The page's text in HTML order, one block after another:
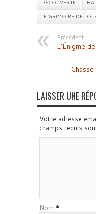
DÉCOUVERTE
LE GRIMOIRE DE
Précédent :
L’Énigme
LAISSER UNE
Votre adresse
champs requis
Nom *